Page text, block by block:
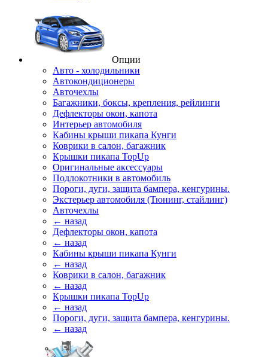
Опции
Авто - холодильники
Автокондиционеры
Авточехлы
Багажники, боксы, крепления, рейлинги
Дефлекторы окон, капота
Интерьер автомобиля
Кабины крыши пикапа Кунги
Коврики в салон, багажник
Крышки пикапа TopUp
Оригинальные аксессуары
Подлокотники в автомобиль
Пороги, дуги, защита бампера, кенгурины.
Экстерьер автомобиля (Тюнинг, стайлинг)
Авточехлы
← назад
Дефлекторы окон, капота
← назад
Кабины крыши пикапа Кунги
← назад
Коврики в салон, багажник
← назад
Крышки пикапа TopUp
← назад
Пороги, дуги, защита бампера, кенгурины.
← назад